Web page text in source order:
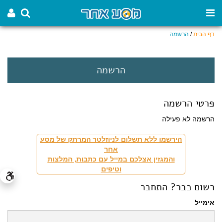
דף הבית/ הרשמה
הרשמה
פרטי הרשמה
הרשמה לא פעילה
הירשמו ללא תשלום לניוזלטר המרתק של מסע
אחר
והמגזין אצלכם במייל עם כתבות, המלצות
וטיפים
רשום כבר? התחבר
אימייל